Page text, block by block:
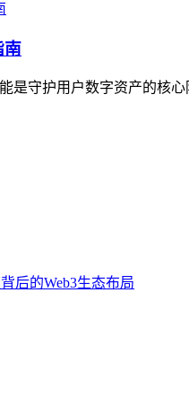
南
是守护用户数字资产的核